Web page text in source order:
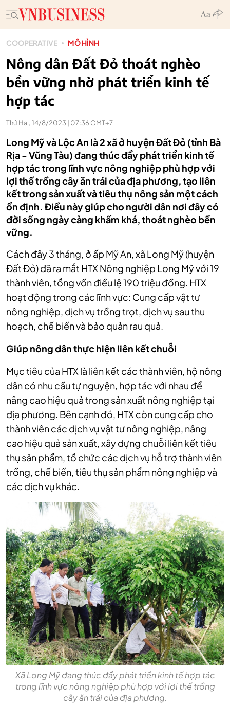
COOPERATIVE MÔ HÌNH
Nông dân Đất Đỏ thoát nghèo
bền vững nhờ phát triển kinh tế
hợp tác
Thứ Hai, 14/8/2023 | 07:36 GMT+7
Long Mỹ và Lộc An là 2 xã ở huyện Đất Đỏ (tỉnh Bà
Rịa - Vũng Tàu) đang thúc đẩy phát triển kinh tế
hợp tác trong lĩnh vực nông nghiệp phù hợp với
lợi thế trồng cây ăn trái của địa phương, tạo liên
kết trong sản xuất và tiêu thụ nông sản một cách
ổn định. Điều này giúp cho người dân nơi đây có
đời sống ngày càng khấm khá, thoát nghèo bền
vững.
Cách đây 3 tháng, ở ấp Mỹ An, xã Long Mỹ (huyện
Đất Đỏ) đã ra mắt HTX Nông nghiệp Long Mỹ với 19
thành viên, tổng vốn điều lệ 190 triệu đồng. HTX
hoạt động trong các lĩnh vực: Cung cấp vật tư
nông nghiệp, dịch vụ trồng trọt, dịch vụ sau thu
hoạch, chế biến và bảo quản rau quả.
Giúp nông dân thực hiện liên kết chuỗi
Mục tiêu của HTX là liên kết các thành viên, hộ nông
dân có nhu cầu tự nguyện, hợp tác với nhau để
nâng cao hiệu quả trong sản xuất nông nghiệp tại
địa phương. Bên cạnh đó, HTX còn cung cấp cho
thành viên các dịch vụ vật tư nông nghiệp, nâng
cao hiệu quả sản xuất, xây dựng chuỗi liên kết tiêu
thụ sản phẩm, tổ chức các dịch vụ hỗ trợ thành viên
trồng, chế biến, tiêu thụ sản phẩm nông nghiệp và
các dịch vụ khác.
Xã Long Mỹ đang thúc đẩy phát triển kinh tế hợp tác
trong lĩnh vực nông nghiệp phù hợp với lợi thế trồng
cây ăn trái của địa phương.